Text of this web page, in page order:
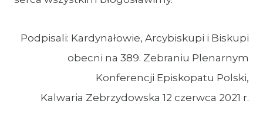
Podpisali: Kardynałowie, Arcybiskupi i Biskupi
obecni na 389. Zebraniu Plenarnym
Konferencji Episkopatu Polski,
Kalwaria Zebrzydowska 12 czerwca 2021 r.